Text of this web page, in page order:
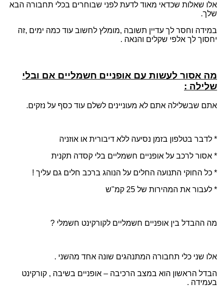
אלו שאלות שכדאי מאוד לדעת לפני שבוחרים בכלי תחבורה הבא
שלך.
במידה וחסר לך עדיין תשובה ,מומלץ לחשוב עוד כמה ימים ,זה
יחסוך לך אלפי שקלים והנאה .
מה אסור לעשות עם אופניים חשמליים אם ובלי
שלילה :
אתם שבשלילה אתם לא מעוניינים לשלם עוד כסף על נזקים.
* לדבר בטלפון בזמן נסיעה ללא דיבורית או אוזניה
* אסור לרכב על אופניים חשמליים בלי קסדה תקנית
* כל החוקי התנועה החלים על הנוהג ברכב חלים גם עליך !
* לעבור את המהירות של 25 קמ"ש
מה ההבדל בין אופניים חשמליים לקורקינט חשמלי ?
אלו שני כלי תחבורה המתנהגים שונה אחד מהשני .
הבדל הראשון הוא במצב הרכיבה – אופניים בשיבה , קורקינט
בעמידה .